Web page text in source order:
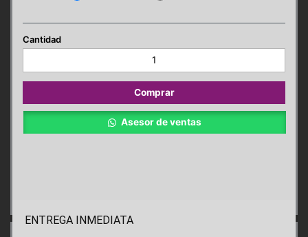
Undisputed
Edition
cantidad
Comprar
Asesor de ventas
ENTREGA INMEDIATA